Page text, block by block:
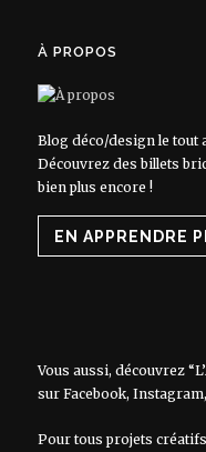
À PROPOS
Blog déco/design le tout
Découvrez des billets
bien plus encore !
EN APPRENDRE
Vous aussi, découvrez
sur Facebook, Instagram,
Pour tous projets